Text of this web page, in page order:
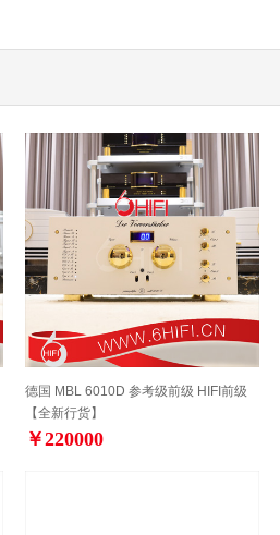
德国 MBL 6010D 参考级前级 HIFI前级
【全新行货】
￥220000